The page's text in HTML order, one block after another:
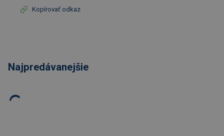
Kopírovať odkaz
Najpredávanejšie